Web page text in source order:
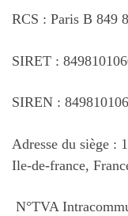
RCS : Paris B 849
SIRET :
SIREN : 849810106
Adresse du siège :
Ile-de-france,
N°TVA